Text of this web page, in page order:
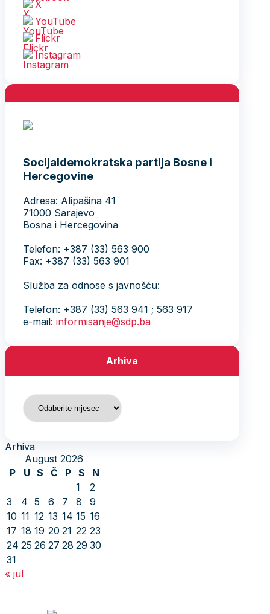
X
YouTube
Flickr
Instagram
Socijaldemokratska partija Bosne i
Hercegovine
Adresa: Alipašina 41
71000 Sarajevo
Bosna i Hercegovina
Telefon: +387 (33) 563 900
Fax: +387 (33) 563 901
Služba za odnose s javnošću:
Telefon: +387 (33) 563 941 ; 563 917
e-mail: informisanje@sdp.ba
Arhiva
Arhiva
Arhiva
August 2026
P
U S Č P S
N
1
2
3
4 5 6 7 8
9
10 11 12 13 14 15 16
17 18 19 20 21 22 23
24 25 26 27 28 29 30
31
« jul